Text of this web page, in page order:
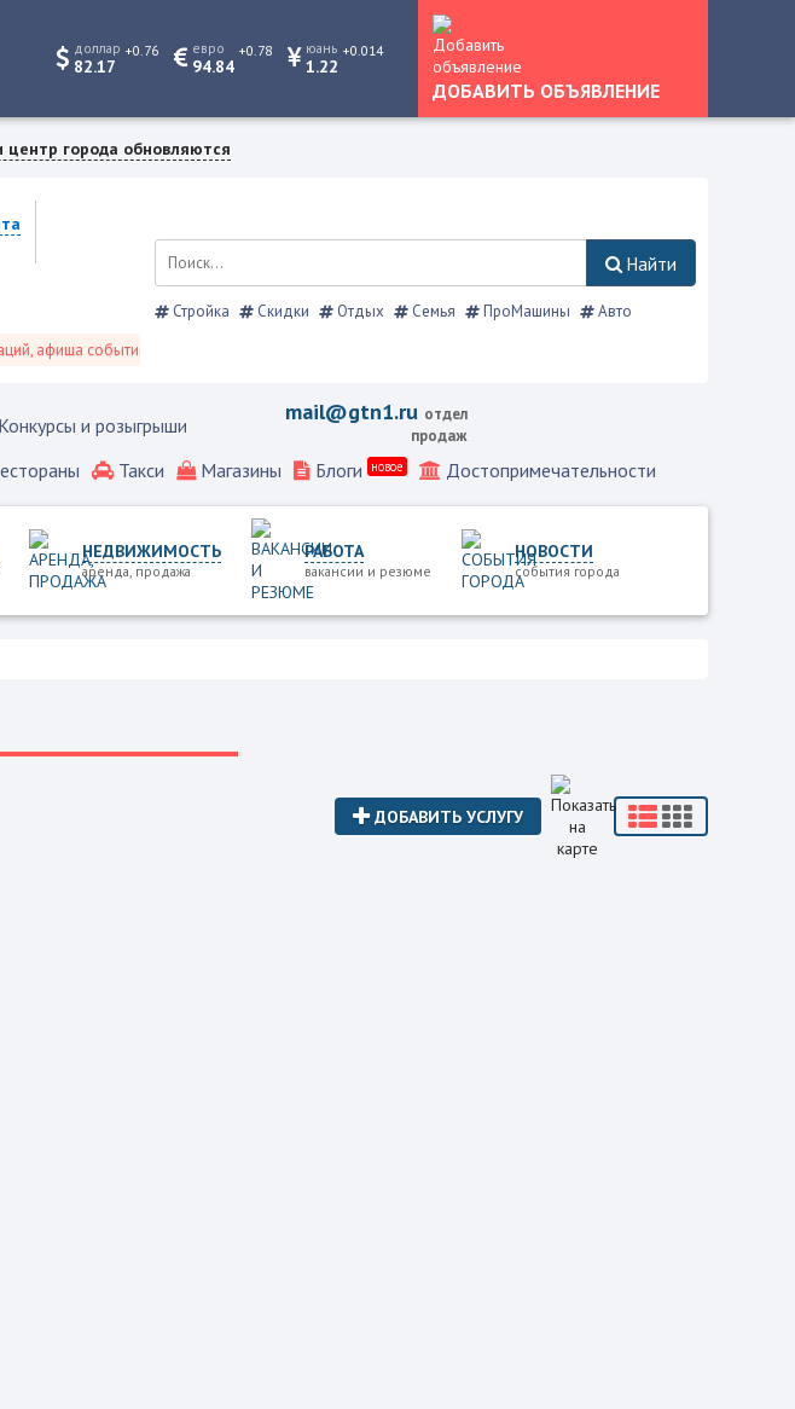
доллар
82.17
+0.76 евро
94.84
+0.78 юань
1.22
+0.014
ДОБАВИТЬ ОБЪЯВЛЕНИЕ
центр города обновляются
событий и не только это.
Найти
Стройка Скидки Отдых Семья ПроМашины Авто
Конкурсы и розыгрыши mail@gtn1.ru отдел
продаж
Такси Магазины Блоги новое Достопримечательности
НЕДВИЖИМОСТЬ
аренда, продажа
РАБОТА
вакансии и резюме
НОВОСТИ
события города
ДОБАВИТЬ УСЛУГУ